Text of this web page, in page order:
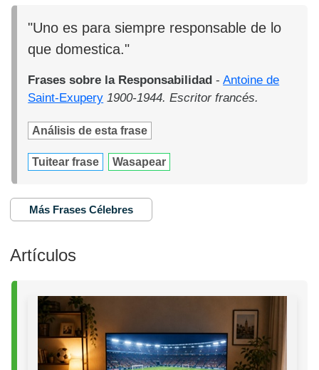
"Uno es para siempre responsable de lo
que domestica."
Frases sobre la Responsabilidad -Antoine de
Saint-Exupery 1900-1944. Escritor francés.
Análisis de esta frase
Tuitear frase Wasapear
Más Frases Célebres
Artículos